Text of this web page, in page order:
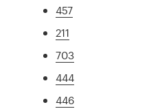
457
211
703
444
446